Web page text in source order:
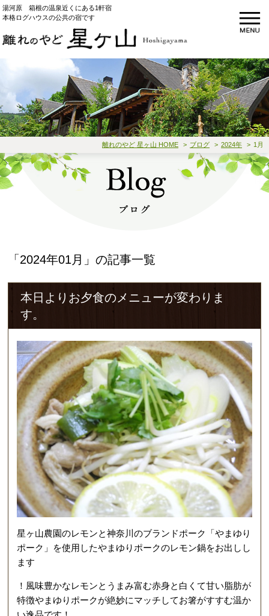
湯河原 箱根の温泉近くにある1軒宿
本格ログハウスの公共の宿です
離れのやど 星ヶ山 HOME ブログ 2024年 1月
「2024年01月」の記事一覧
本日よりお夕食のメニューが変わりま
す。
星ヶ山農園のレモンと神奈川のブランドポーク「やまゆり
ポーク」を使用したやまゆりポークのレモン鍋をお出しし
ます
！風味豊かなレモンとうまみ富む赤身と白くて甘い脂肪が
特徴やまゆりポークが絶妙にマッチしてお箸がすすむ温か